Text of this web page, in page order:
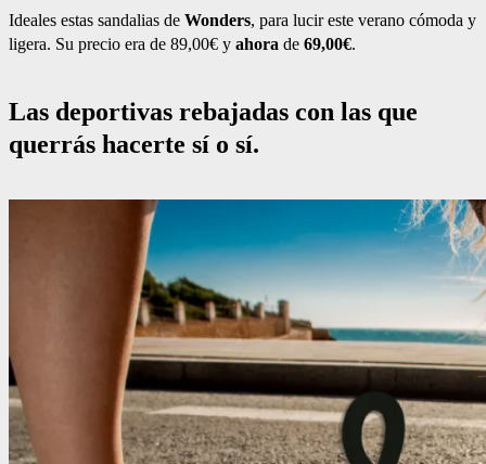
Ideales estas sandalias de Wonders, para lucir este verano cómoda y
ligera. Su precio era de 89,00€ y ahora de 69,00€.
Las deportivas rebajadas con las que
querrás hacerte sí o sí.